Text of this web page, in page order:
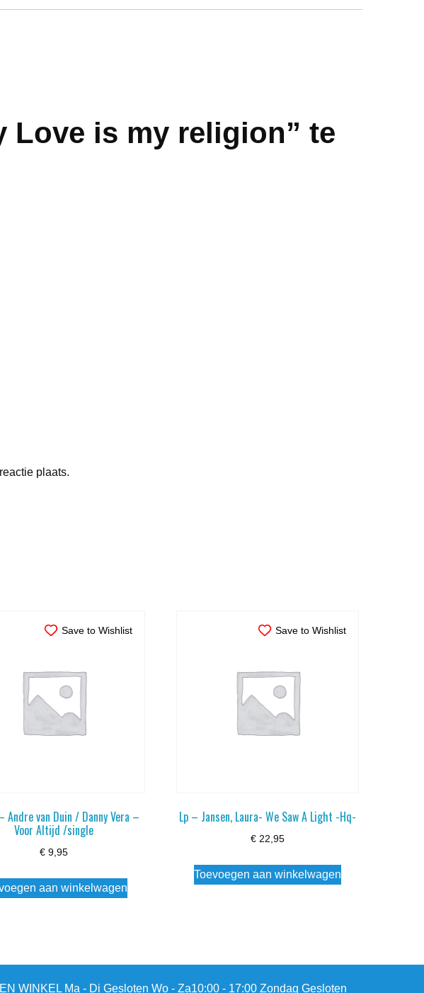
Love is my religion” te
plaats.
Save to Wishlist
Andre van Duin / Danny Vera –
Voor Altijd /single
€9,95
aan winkelwagen
Save to Wishlist
Lp – Jansen, Laura- We Saw A Light -Hq-
€ 22,95
Toevoegen aan winkelwagen
WINKEL Ma - Di Gesloten Wo - Za10:00 - 17:00 Zondag Gesloten